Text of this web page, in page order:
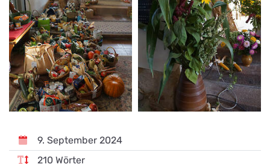
9. September 2024
210 Wörter